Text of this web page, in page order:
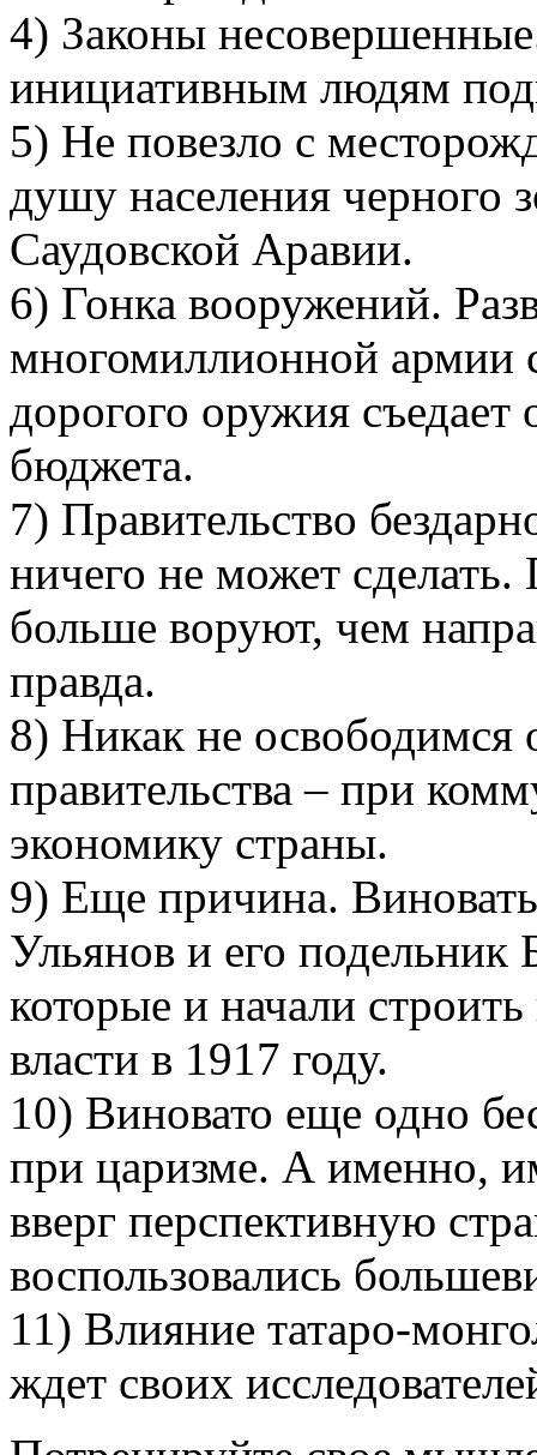
4) Законы
инициативным людям
5) Не повезло с
душу населения черного
Саудовской Аравии.
6) Гонка вооружений.
многомиллионной армии
дорогого оружия
бюджета.
7) Правительство
ничего не может
больше воруют, чем
правда.
8) Никак не освободимся
правительства – при
экономику страны.
9) Еще причина.
Ульянов и его
которые и начали
власти в 1917 году.
10) Виновато еще одно
при царизме. А именно,
вверг перспективную
воспользовались
11) Влияние татаро-
ждет своих